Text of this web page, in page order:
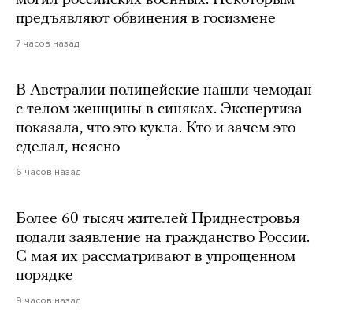
предъявляют обвинения в госизмене
7 часов назад
В Австралии полицейские нашли чемодан
с телом женщины в синяках. Экспертиза
показала, что это кукла. Кто и зачем это
сделал, неясно
6 часов назад
Более 60 тысяч жителей Приднестровья
подали заявление на гражданство России.
С мая их рассматривают в упрощенном
порядке
9 часов назад